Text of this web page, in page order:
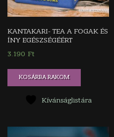
KANTAKARI- TEA A FOGAK ÉS
ÍNY EGÉSZSÉGÉÉRT
3.190 Ft
KOSÁRBA RAKOM
Kívánságlistára